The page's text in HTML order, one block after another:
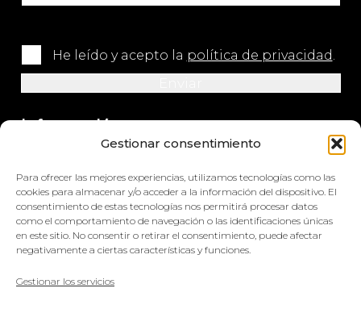
Gestionar consentimiento
Para ofrecer las mejores experiencias, utilizamos tecnologías como las
cookies para almacenar y/o acceder a la información del dispositivo. El
consentimiento de estas tecnologías nos permitirá procesar datos
como el comportamiento de navegación o las identificaciones únicas
en este sitio. No consentir o retirar el consentimiento, puede afectar
negativamente a ciertas características y funciones.
Gestionar los servicios
He leído y acepto la política de privacidad.
Información
info@impretex.com
Síguenos en redes sociales